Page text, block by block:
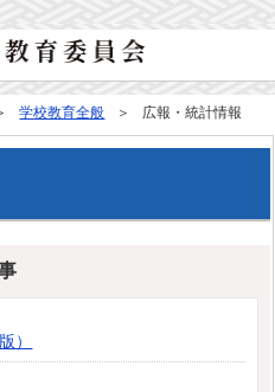
学校教育全般 広報・統計情報
）